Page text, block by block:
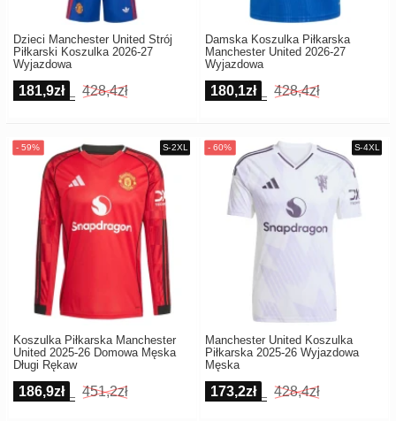
Dzieci Manchester United Strój
Piłkarski Koszulka 2026-27
Wyjazdowa
181,9zł 428,4zł
Damska Koszulka Piłkarska
Manchester United 2026-27
Wyjazdowa
180,1zł 428,4zł
Koszulka Piłkarska Manchester
United 2025-26 Domowa Męska
Długi Rękaw
186,9zł 451,2zł
Manchester United Koszulka
Piłkarska 2025-26 Wyjazdowa
Męska
173,2zł 428,4zł